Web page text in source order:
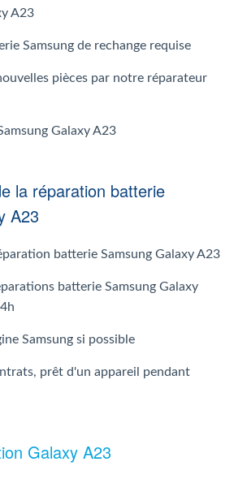
A23
Samsung de rechange requise
pièces par notre réparateur
Galaxy A23
la réparation batterie
A23
batterie Samsung Galaxy A23
batterie Samsung Galaxy
Samsung si possible
prêt d'un appareil pendant
Galaxy A23